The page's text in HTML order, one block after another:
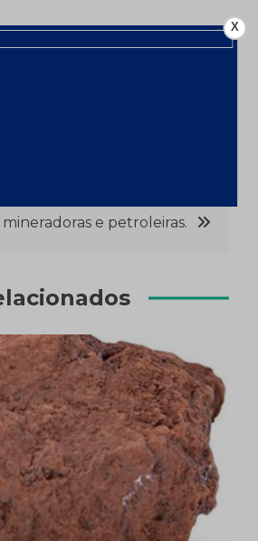
mineradoras e petroleiras.
X